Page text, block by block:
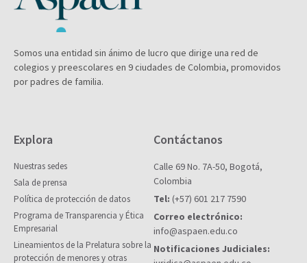
Somos una entidad sin ánimo de lucro que dirige una red de
colegios y preescolares en 9 ciudades de Colombia, promovidos
por padres de familia.
Explora
Nuestras sedes
Sala de prensa
Política de protección de datos
Programa de Transparencia y Ética
Empresarial
Lineamientos de la Prelatura sobre la
protección de menores y otras
Contáctanos
Calle 69 No. 7A-50, Bogotá,
Colombia
Tel: (+57) 601 217 7590
Correo electrónico:
info@aspaen.edu.co
Notificaciones Judiciales: